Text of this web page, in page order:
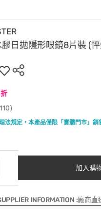
日拋隱形眼鏡8片裝 (
法規定，本產品僅限「實體門市」銷
加入購
INFORMATION :廠商直